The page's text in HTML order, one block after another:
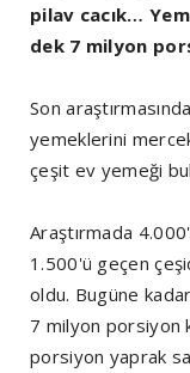
pilav cacık…
dek 7 milyon
Son
yemeklerini
çeşit ev yemeği
Araştırmada
1.500'ü geçen
oldu. Bugüne
7 milyon porsiyon
porsiyon yaprak